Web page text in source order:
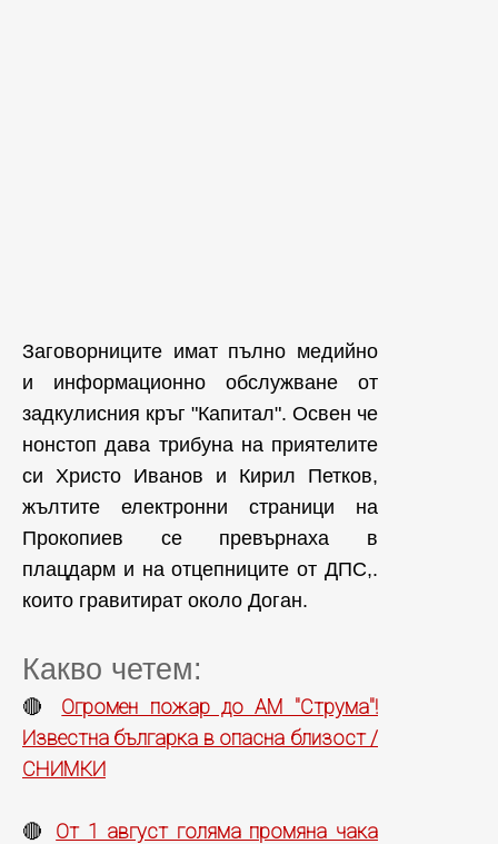
Заговорниците имат пълно медийно
и информационно обслужване от
задкулисния кръг "Капитал". Освен че
нонстоп дава трибуна на приятелите
си Христо Иванов и Кирил Петков,
жълтите електронни страници на
Прокопиев се превърнаха в
плацдарм и на отцепниците от ДПС,.
които гравитират около Доган.
Какво четем:
🔴 Огромен пожар до АМ "Струма"!
Известна българка в опасна близост /
СНИМКИ
🔴 От 1 август голяма промяна чака